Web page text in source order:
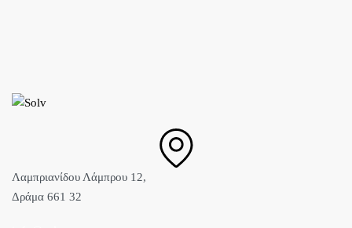
Λαμπριανίδου Λάμπρου 12,
Δράμα 661 32